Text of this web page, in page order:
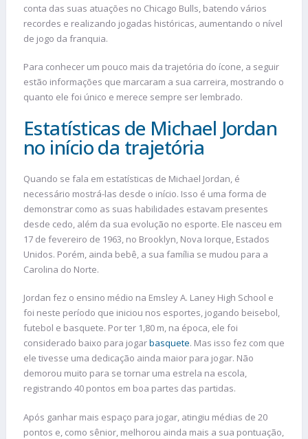
conta das suas atuações no Chicago Bulls, batendo vários
recordes e realizando jogadas históricas, aumentando o nível
de jogo da franquia.
Para conhecer um pouco mais da trajetória do ícone, a seguir
estão informações que marcaram a sua carreira, mostrando o
quanto ele foi único e merece sempre ser lembrado.
Estatísticas de Michael Jordan
no início da trajetória
Quando se fala em estatísticas de Michael Jordan, é
necessário mostrá-las desde o início. Isso é uma forma de
demonstrar como as suas habilidades estavam presentes
desde cedo, além da sua evolução no esporte. Ele nasceu em
17 de fevereiro de 1963, no Brooklyn, Nova Iorque, Estados
Unidos. Porém, ainda bebê, a sua família se mudou para a
Carolina do Norte.
Jordan fez o ensino médio na Emsley A. Laney High School e
foi neste período que iniciou nos esportes, jogando beisebol,
futebol e basquete. Por ter 1,80 m, na época, ele foi
considerado baixo para jogarbasquete. Mas isso fez com que
ele tivesse uma dedicação ainda maior para jogar. Não
demorou muito para se tornar uma estrela na escola,
registrando 40 pontos em boa partes das partidas.
Após ganhar mais espaço para jogar, atingiu médias de 20
pontos e, como sênior, melhorou ainda mais a sua pontuação,